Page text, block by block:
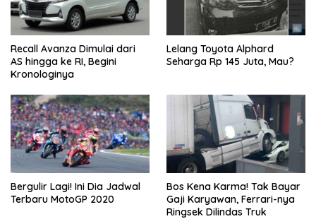
Recall Avanza Dimulai dari
AS hingga ke RI, Begini
Kronologinya
Lelang Toyota Alphard
Seharga Rp 145 Juta, Mau?
Bergulir Lagi! Ini Dia Jadwal
Terbaru MotoGP 2020
Bos Kena Karma! Tak Bayar
Gaji Karyawan, Ferrari-nya
Ringsek Dilindas Truk